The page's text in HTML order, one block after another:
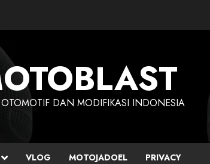
OTOMOTIF DAN MODIFIKASI INDONESIA
VLOG MOTOJADOEL PRIVACY